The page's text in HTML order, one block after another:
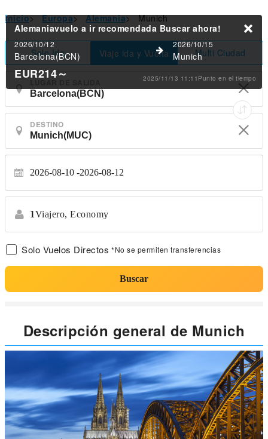
Inicio> Europa> Alemania> Munich
Solo Ida Viaje ida y Vuelta Multi Ciudad
DESTINO
2026-08-10 2026-08-12
1Viajero, Economy
Solo Vuelos Directos *No se permiten transferencias
Buscar
Alemaniavuelo a ir recomendada Buscar ahora!
2026/10/12
Barcelona(BCN)
2026/10/15
Munich
EUR214～ 2025/11/13 11:11Punto en el tiempo
Descripción general de Munich